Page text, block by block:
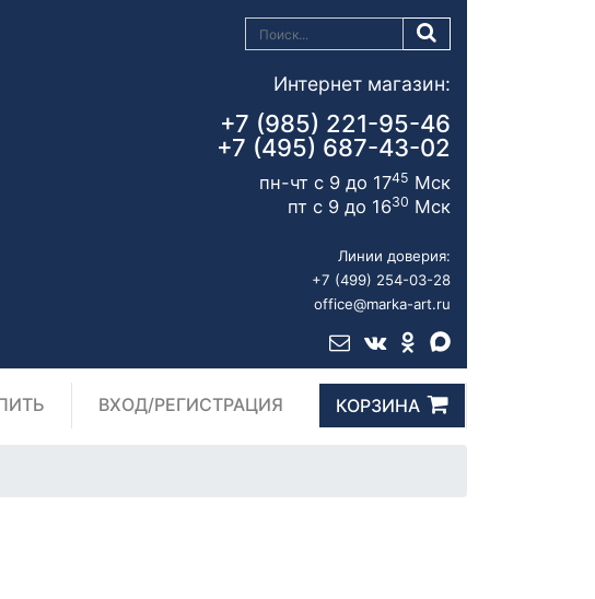
Интернет магазин:
+7 (985) 221-95-46
+7 (495) 687-43-02
пн-чт с 9 до 1745 Мск
пт с 9 до 1630 Мск
Линии доверия:
+7 (499) 254-03-28
office@marka-art.ru
ВХОД/РЕГИСТРАЦИЯ КОРЗИНА